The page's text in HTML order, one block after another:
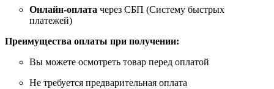
Онлайн-оплата через СБП (Систему быстрых
платежей)
Преимущества оплаты при получении:
Вы можете осмотреть товар перед оплатой
Не требуется предварительная оплата